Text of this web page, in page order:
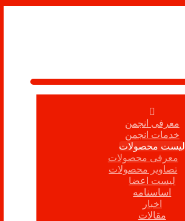
معرفی انجمن
خدمات انجمن
لیست محصولات
معرفی محصولات
تصاویر محصولات
لیست اعضا
اساسنامه
اخبار
مقالات